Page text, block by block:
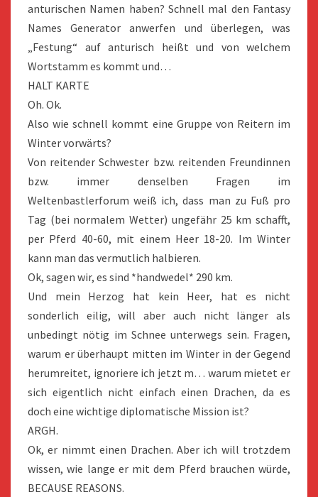
anturischen Namen haben? Schnell mal den Fantasy
Names Generator anwerfen und überlegen, was
„Festung“ auf anturisch heißt und von welchem
Wortstamm es kommt und…
HALT KARTE
Oh. Ok.
Also wie schnell kommt eine Gruppe von Reitern im
Winter vorwärts?
Von reitender Schwester bzw. reitenden Freundinnen
bzw. immer denselben Fragen im
Weltenbastlerforum weiß ich, dass man zu Fuß pro
Tag (bei normalem Wetter) ungefähr 25 km schafft,
per Pferd 40-60, mit einem Heer 18-20. Im Winter
kann man das vermutlich halbieren.
Ok, sagen wir, es sind *handwedel* 290 km.
Und mein Herzog hat kein Heer, hat es nicht
sonderlich eilig, will aber auch nicht länger als
unbedingt nötig im Schnee unterwegs sein. Fragen,
warum er überhaupt mitten im Winter in der Gegend
herumreitet, ignoriere ich jetzt m… warum mietet er
sich eigentlich nicht einfach einen Drachen, da es
doch eine wichtige diplomatische Mission ist?
ARGH.
Ok, er nimmt einen Drachen. Aber ich will trotzdem
wissen, wie lange er mit dem Pferd brauchen würde,
BECAUSE REASONS.